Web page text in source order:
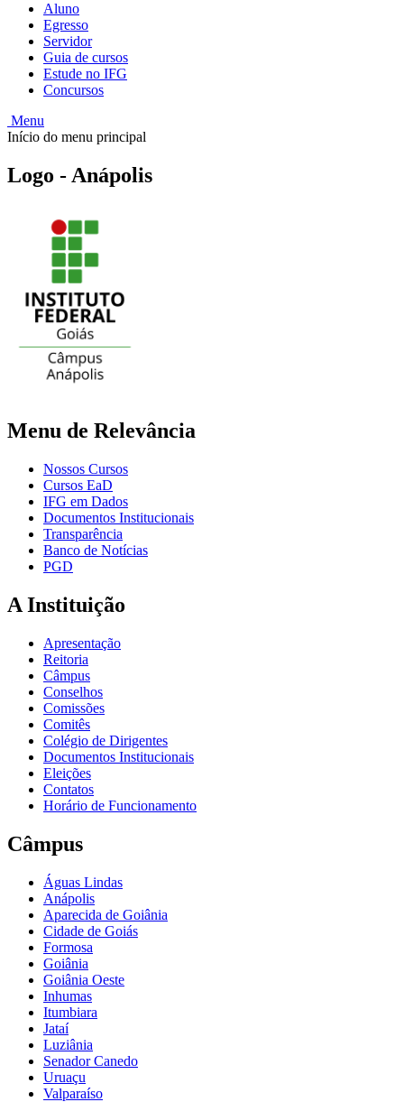
Aluno
Egresso
Servidor
Guia de cursos
Estude no IFG
Concursos
Menu
Início do menu principal
Logo - Anápolis
Menu de Relevância
Nossos Cursos
Cursos EaD
IFG em Dados
Documentos Institucionais
Transparência
Banco de Notícias
PGD
A Instituição
Apresentação
Reitoria
Câmpus
Conselhos
Comissões
Comitês
Colégio de Dirigentes
Documentos Institucionais
Eleições
Contatos
Horário de Funcionamento
Câmpus
Águas Lindas
Anápolis
Aparecida de Goiânia
Cidade de Goiás
Formosa
Goiânia
Goiânia Oeste
Inhumas
Itumbiara
Jataí
Luziânia
Senador Canedo
Uruaçu
Valparaíso